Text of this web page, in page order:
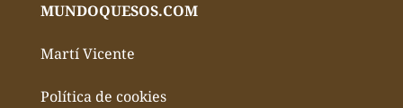
MUNDOQUESOS.COM
Martí Vicente
Política de cookies